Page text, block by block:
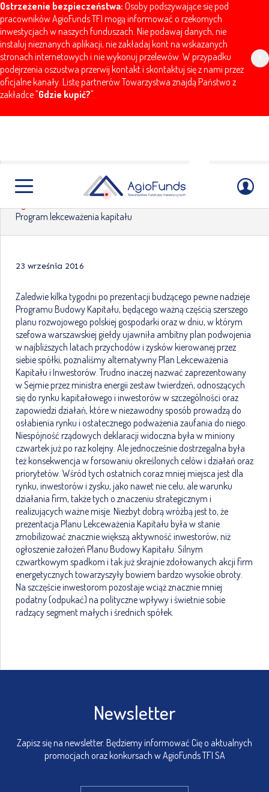
Ostrzeżenie bezpieczeństwa: Osoby podszywające się pod
pracowników AgioFunds TFI mogą informować o rzekomych
inwestycjach w naszych funduszach. Nie podawaj danych, nie
instaluj nieznanych aplikacji, nie zakładaj kont na wskazanych
stronach internetowych i nie wykonuj przelewów. W przypadku
podejrzenia oszustwa przerwij kontakt i skontaktuj się z nami przez
oficjalne kanały. Listę partnerów Towarzystwa znajdą Państwo z
zakładce "Gdzie kupić?".
Program lekceważenia kapitału
Program lekceważenia kapitału
23 września 2016
Zaledwie kilka tygodni po prezentacji budzącego pewne nadzieje
Programu Budowy Kapitału, będącego ważną częścią szerszego
planu rozwojowego polskiej gospodarki oraz w dniu, w którym
szefowa warszawskiej giełdy ujawniła ambitny plan podwojenia
w najbliższych latach przychodów i zysków kierowanej przez
siebie spółki, poznaliśmy alternatywny Plan Lekceważenia
Kapitału i Inwestorów. Trudno inaczej nazwać zaprezentowany
w Sejmie przez ministra energii zestaw twierdzeń, odnoszących
się do rynku kapitałowego i inwestorów w szczególności oraz
zapowiedzi działań, które w niezawodny sposób prowadzą do
osłabienia rynku i ostatecznego podważenia zaufania do niego.
Niespójność rządowych deklaracji widoczna była w miniony
czwartek już po raz kolejny. Ale jednocześnie dostrzegalna była
też konsekwencja w forsowaniu określonych celów i działań oraz
priorytetów. Wśród tych ostatnich coraz mniej miejsca jest dla
rynku, inwestorów i zysku, jako nawet nie celu, ale warunku
działania firm, także tych o znaczeniu strategicznym i
realizujących ważne misje. Niezbyt dobrą wróżbą jest to, że
prezentacja Planu Lekceważenia Kapitału była w stanie
zmobilizować znacznie większą aktywność inwestorów, niż
ogłoszenie założeń Planu Budowy Kapitału. Silnym
czwartkowym spadkom i tak już skrajnie zdołowanych akcji firm
energetycznych towarzyszyły bowiem bardzo wysokie obroty.
Na szczęście inwestorom pozostaje wciąż znacznie mniej
podatny (odpukać) na polityczne wpływy i świetnie sobie
radzący segment małych i średnich spółek.
Newsletter
Zapisz się na newsletter. Będziemy informować Cię o aktualnych
promocjach oraz konkursach w AgioFunds TFI SA